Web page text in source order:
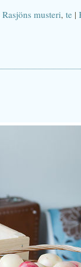
Rasjöns musteri, te |